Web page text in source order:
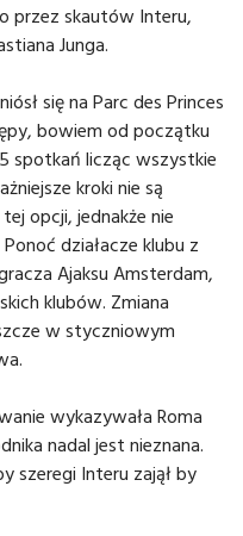
przez skautów Interu,
Junga.
się na Parc des Princes
bowiem od początku
spotkań licząc wszystkie
kroki nie są
opcji, jednakże nie
działacze klubu z
Ajaksu Amsterdam,
klubów. Zmiana
w styczniowym
wykazywała Roma
nadal jest nieznana.
szeregi Interu zajął by